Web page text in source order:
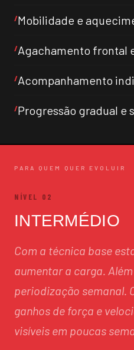
Mobilidade e
Agachamento frontal
Acompanhamento
Progressão gradual e
PARA QUEM QUER EVOLUIR
NÍVEL 02
INTERMÉDIO
Com a técnica base
aumentar a carga.
periodização semanal.
ganhos de força e
visíveis em poucas